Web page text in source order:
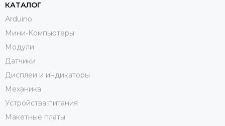
КАТАЛОГ
Arduino
Мини-Компьютеры
Модули
Датчики
Дисплеи и индикаторы
Механика
Устройства питания
Макетные платы